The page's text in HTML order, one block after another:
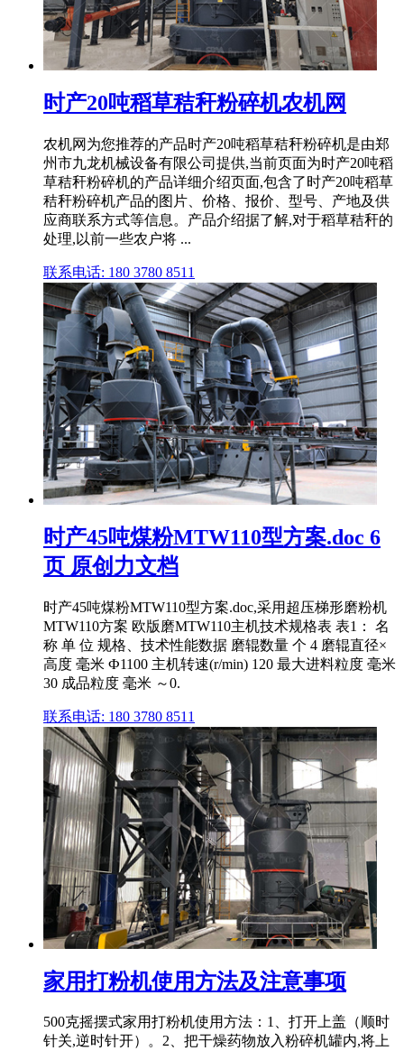
时产20吨稻草秸秆粉碎机农机网
农机网为您推荐的产品时产20吨稻草秸秆粉碎机是由郑
州市九龙机械设备有限公司提供,当前页面为时产20吨稻
草秸秆粉碎机的产品详细介绍页面,包含了时产20吨稻草
秸秆粉碎机产品的图片、价格、报价、型号、产地及供
应商联系方式等信息。产品介绍据了解,对于稻草秸秆的
处理,以前一些农户将 ...
联系电话: 180 3780 8511
时产45吨煤粉MTW110型方案.doc 6
页 原创力文档
时产45吨煤粉MTW110型方案.doc,采用超压梯形磨粉机
MTW110方案 欧版磨MTW110主机技术规格表 表1： 名
称 单 位 规格、技术性能数据 磨辊数量 个 4 磨辊直径×
高度 毫米 Ф1100 主机转速(r/min) 120 最大进料粒度 毫米
30 成品粒度 毫米 ～0.
联系电话: 180 3780 8511
家用打粉机使用方法及注意事项
500克摇摆式家用打粉机使用方法：1、打开上盖（顺时
针关,逆时针开）。2、把干燥药物放入粉碎机罐内,将上